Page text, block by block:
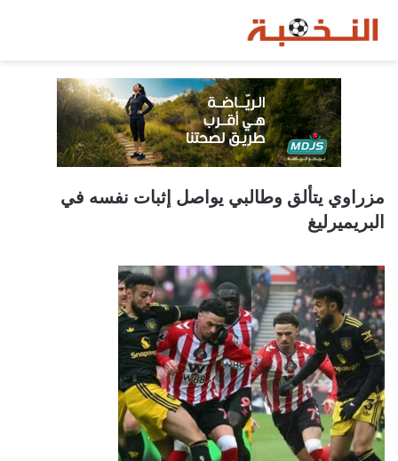
مزراوي يتألق وطالبي يواصل إثبات نفسه في
البريميرليغ